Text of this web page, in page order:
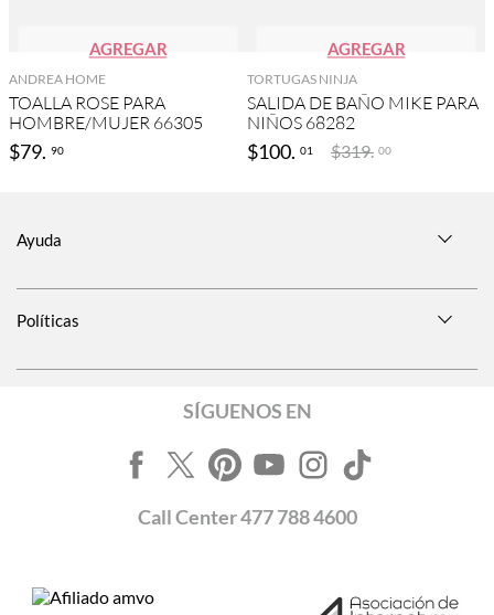
AGREGAR
ANDREA HOME
TOALLA ROSE PARA
HOMBRE/MUJER 66305
$79. 90
AGREGAR
TORTUGAS NINJA
SALIDA DE BAÑO MIKE PARA
NIÑOS 68282
$100. 01 $319. 00
Ayuda
Políticas
SÍGUENOS EN
CallCenter477 788 4600